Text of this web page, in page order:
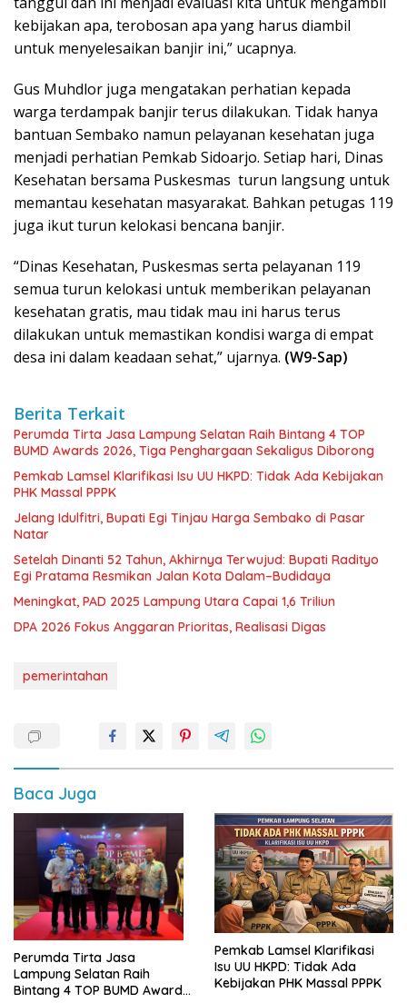
kebijakan apa, terobosan apa yang harus diambil
untuk menyelesaikan banjir ini,” ucapnya.
Gus Muhdlor juga mengatakan perhatian kepada
warga terdampak banjir terus dilakukan. Tidak hanya
bantuan Sembako namun pelayanan kesehatan juga
menjadi perhatian Pemkab Sidoarjo. Setiap hari, Dinas
Kesehatan bersama Puskesmas turun langsung untuk
memantau kesehatan masyarakat. Bahkan petugas 119
juga ikut turun kelokasi bencana banjir.
“Dinas Kesehatan, Puskesmas serta pelayanan 119
semua turun kelokasi untuk memberikan pelayanan
kesehatan gratis, mau tidak mau ini harus terus
dilakukan untuk memastikan kondisi warga di empat
desa ini dalam keadaan sehat,” ujarnya. (W9-Sap)
Berita Terkait
Perumda Tirta Jasa Lampung Selatan Raih Bintang 4 TOP
BUMD Awards 2026, Tiga Penghargaan Sekaligus Diborong
Pemkab Lamsel Klarifikasi Isu UU HKPD: Tidak Ada Kebijakan
PHK Massal PPPK
Jelang Idulfitri, Bupati Egi Tinjau Harga Sembako di Pasar
Natar
Setelah Dinanti 52 Tahun, Akhirnya Terwujud: Bupati Radityo
Egi Pratama Resmikan Jalan Kota Dalam–Budidaya
Meningkat, PAD 2025 Lampung Utara Capai 1,6 Triliun
DPA 2026 Fokus Anggaran Prioritas, Realisasi Digas
pemerintahan
Baca Juga
Perumda Tirta Jasa
Lampung Selatan Raih
Bintang 4 TOP BUMD Awards
Pemkab Lamsel Klarifikasi
Isu UU HKPD: Tidak Ada
Kebijakan PHK Massal PPPK